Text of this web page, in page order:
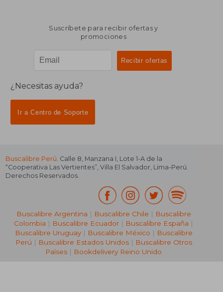
Suscríbete para recibir ofertas y
promociones
¿Necesitas ayuda?
Ir a Centro de Soporte
Buscalibre Perú. Calle 8, Manzana I, Lote 1-A de la
“Cooperativa Las Vertientes”, Villa El Salvador, Lima-Perú.
Derechos Reservados.
Buscalibre Argentina | Buscalibre Chile | Buscalibre
Colombia | Buscalibre Ecuador | Buscalibre España |
Buscalibre Uruguay| Buscalibre México | Buscalibre
Perú | Buscalibre Estados Unidos| Buscalibre Otros
Países | Bookdelivery Reino Unido